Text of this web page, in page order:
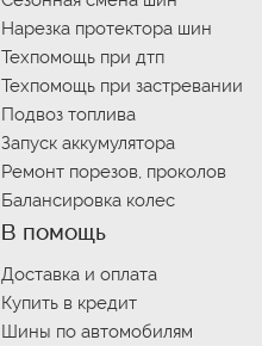
Нарезка протектора шин
Техпомощь при дтп
Техпомощь при застревании
Подвоз топлива
Запуск аккумулятора
Ремонт порезов, проколов
Балансировка колес
В помощь
Доставка и оплата
Купить в кредит
Шины по автомобилям